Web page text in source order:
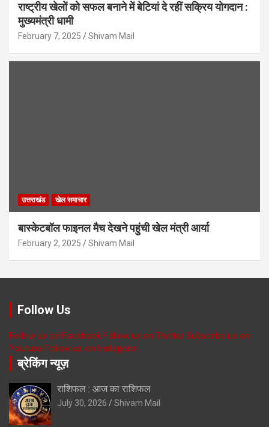
राष्ट्रीय खेलों को सफल बनाने में बेटियां दे रहीं सक्रिय योगदान :
मुख्यमंत्री धामी
February 7, 2025 Shivam Mail
उत्तराखंड खेल समाचार
बास्केटबॉल फाइनल मैच देखने पहुंची खेल मंत्री आर्या
February 2, 2025 Shivam Mail
Follow Us
Follow us on Facebook Follow us on Twitter Subscribe us on
Youtube Follow us on Instagram
ब्रेकिंग न्यूज़
राशिफल : आज का राशिफल
July 30, 2026 Shivam Mail